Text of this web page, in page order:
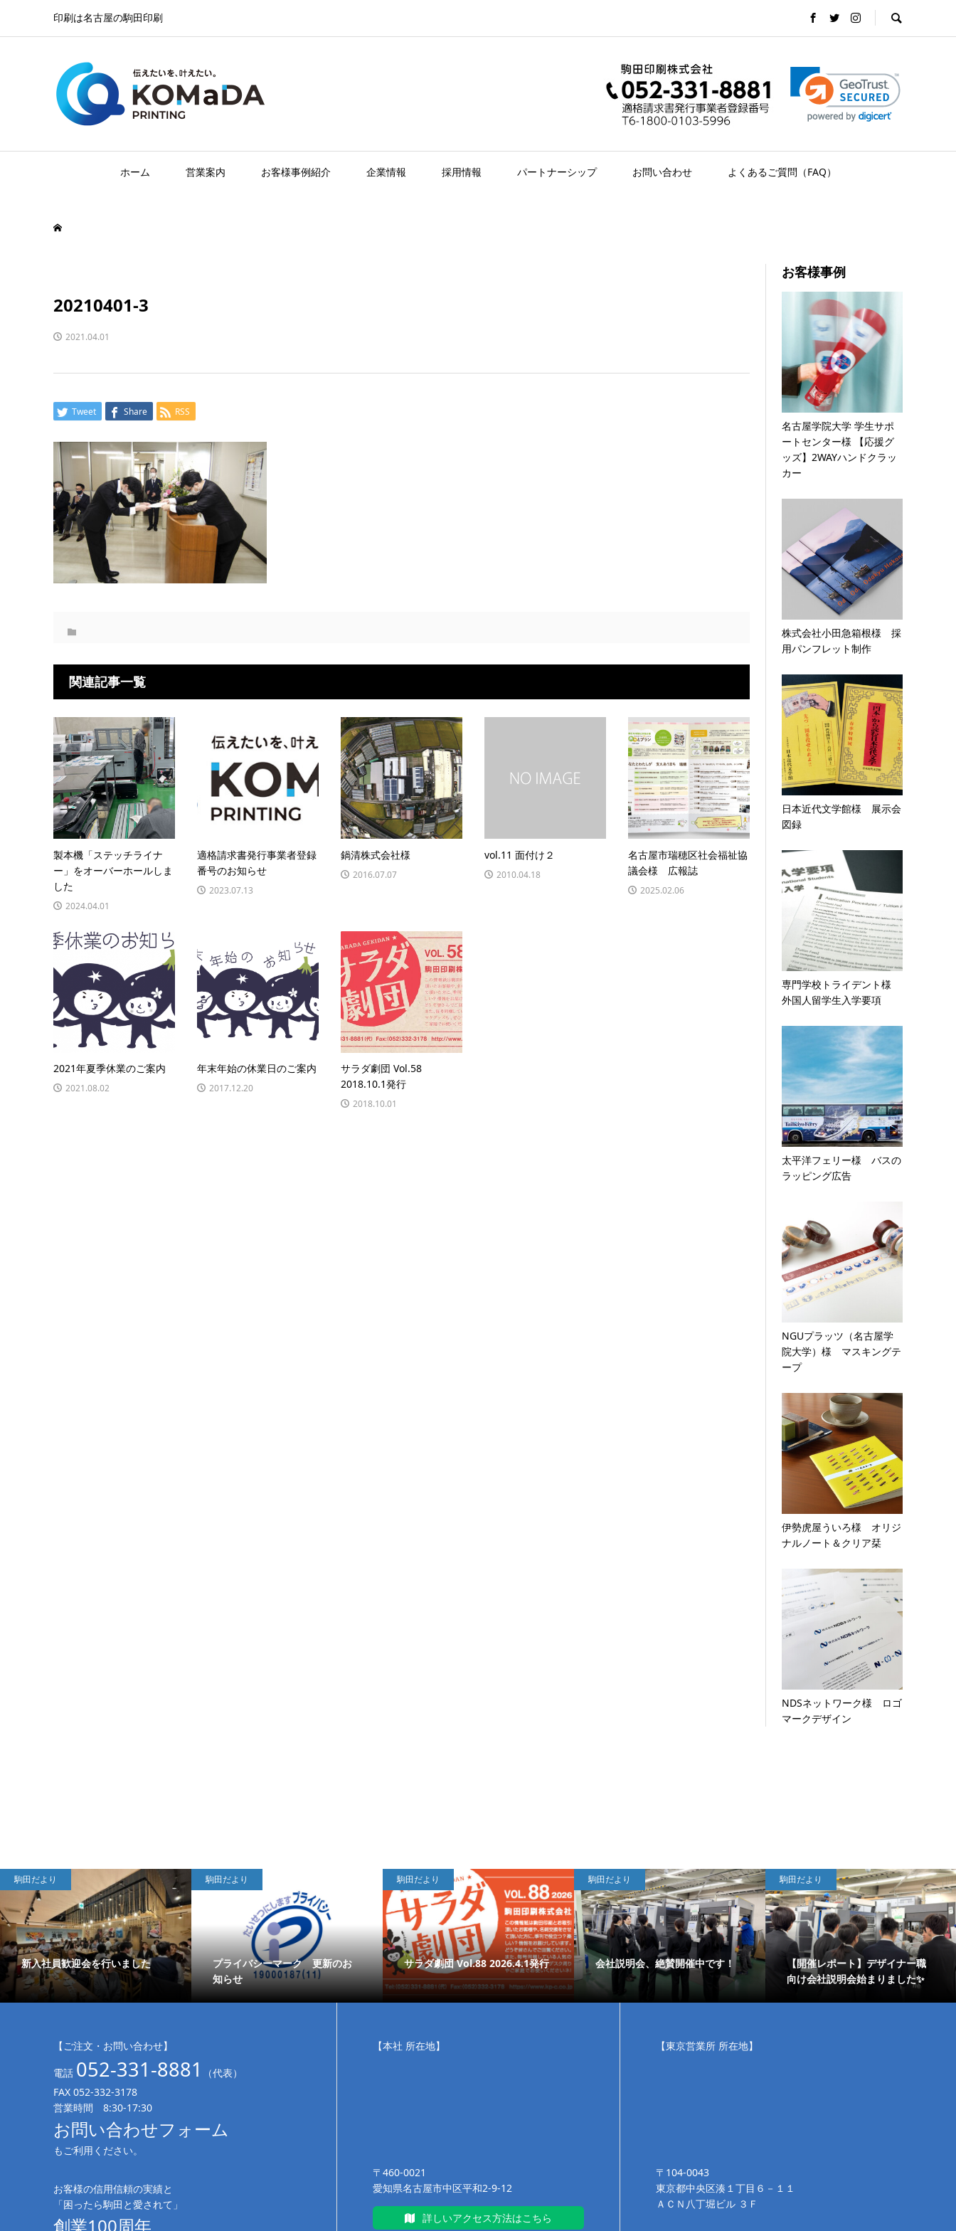
印刷は名古屋の駒田印刷
ホーム 営業案内 お客様事例紹介 企業情報 採用情報 パートナーシップ お問い合わせ よくあるご質問（FAQ）
20210401-3
2021.04.01
Tweet Share RSS
関連記事一覧
製本機「ステッチライナ
ー」をオーバーホールしま
した
2024.04.01
適格請求書発行事業者登録
番号のお知らせ
2023.07.13
鍋清株式会社様
2016.07.07
vol.11 面付け２
2010.04.18
名古屋市瑞穂区社会福祉協
議会様 広報誌
2025.02.06
2021年夏季休業のご案内
2021.08.02
年末年始の休業日のご案内
2017.12.20
サラダ劇団 Vol.58
2018.10.1発行
2018.10.01
お客様事例
名古屋学院大学 学生サポ
ートセンター様 【応援グ
ッズ】2WAYハンドクラッ
カー
株式会社小田急箱根様 採
用パンフレット制作
日本近代文学館様 展示会
図録
専門学校トライデント様
外国人留学生入学要項
太平洋フェリー様 バスの
ラッピング広告
NGUプラッツ（名古屋学
院大学）様 マスキングテ
ープ
伊勢虎屋ういろ様 オリジ
ナルノート＆クリア栞
NDSネットワーク様 ロゴ
マークデザイン
駒田だより
新入社員歓迎会を行いました
駒田だより
プライバシーマーク 更新のお
知らせ
駒田だより
サラダ劇団 Vol.88 2026.4.1発行
駒田だより
会社説明会、絶賛開催中です！
駒田だより
【開催レポート】デザイナー職
向け会社説明会始まりました✨
【ご注文・お問い合わせ】
電話 052-331-8881
（代表）
FAX 052-332-3178
営業時間 8:30-17:30
お問い合わせフォーム
もご利用ください。
お客様の信用信頼の実績と
「困ったら駒田と愛されて」
創業100周年
【本社 所在地】
〒460-0021
愛知県名古屋市中区平和2-9-12
詳しいアクセス方法はこちら
【東京営業所 所在地】
〒104-0043
東京都中央区湊１丁目６－１１
ＡＣＮ八丁堀ビル ３Ｆ